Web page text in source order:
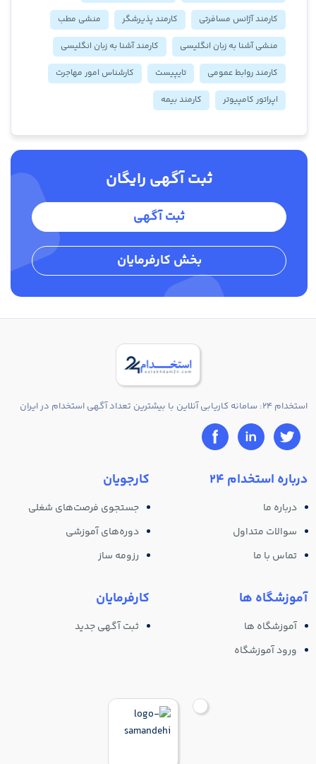
کارمند آژانس مسافرتی
کارمند پذیرشگر
منشی مطب
منشی آشنا به زبان انگلیسی
کارمند آشنا به زبان انگلیسی
کارمند روابط عمومی
تایپیست
کارشناس امور مهاجرت
اپراتور کامپیوتر
کارمند بیمه
ثبت آگهی رایگان
ثبت آگهی
بخش کارفرمایان
استخدام 24: سامانه کاریابی آنلاین با بیشترین تعداد آگهی استخدام در ایران
درباره استخدام 24
درباره ما
سوالات متداول
تماس با ما
آموزشگاه ها
آموزشگاه ها
ورود آموزشگاه
کارجویان
جستجوی فرصت‌های شغلی
دوره‌های آموزشی
رزومه ساز
کارفرمایان
ثبت آگهی جدید